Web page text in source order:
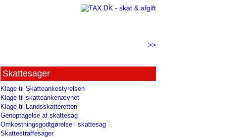
>>
Skattesager
Klage til Skatteankestyrelsen
Klage til skatteankenævnet
Klage til Landsskatteretten
Genoptagelse af skattesag
Omkostningsgodtgørelse i skattesag
Skattestraffesager